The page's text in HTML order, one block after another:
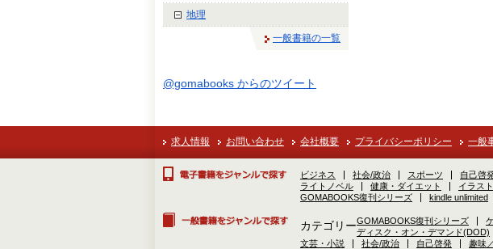
地理
一般書籍の一覧
@gomabooks からのツイート
求人情報 お問い合わせ 会社概要 プライバシーポリシー 一般
ビジネス 社会/政治 スポーツ 自己啓
ライトノベル
健康・ダイエット イラス
GOMABOOKS復刊シリーズ
kindle unlimited
カテゴリーGOMABOOKS復刊シリーズ
ディスク・オン・デマンド(DOD)
文芸・小説
社会/政治 自己啓発 趣味